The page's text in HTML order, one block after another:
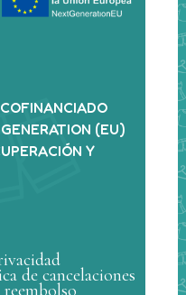
(EU)
Y
de cancelaciones